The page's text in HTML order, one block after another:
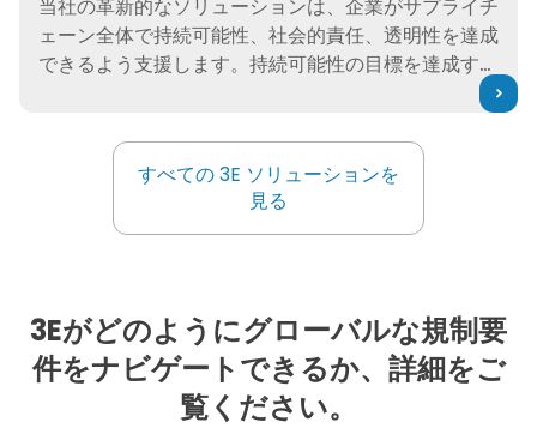
当社の革新的なソリューションは、企業がサプライチ
ェーン全体で持続可能性、社会的責任、透明性を達成
できるよう支援します。持続可能性の目標を達成する
ために、製品データを収集、分析、報告するためのソ
すべての 3E ソリューションを
見る
すべての 3E ソリューションを
3Eがどのようにグローバルな規制要
件をナビゲートできるか、詳細をご
覧ください。